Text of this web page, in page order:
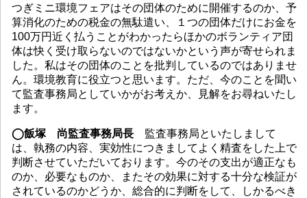
つぎミニ環境フェアはその団体のために開催するのか、予
算消化のための税金の無駄遣い、１つの団体だけにお金を
100万円近く払うことがわかったらほかのボランティア団
体は快く受け取らないのではないかという声が寄せられま
した。私はその団体のことを批判しているのではありませ
ん。環境教育に役立つと思います。ただ、今のことを聞い
て監査事務局としていかがお考えか、見解をお尋ねいたし
ます。
◯飯塚 尚監査事務局長 監査事務局といたしまして
は、執務の内容、実効性につきましてよく精査をした上で
判断させていただいております。今のその支出が適正なも
のか、必要なものか、またその効果に対する十分な検証が
されているのかどうか、総合的に判断をして、しかるべき